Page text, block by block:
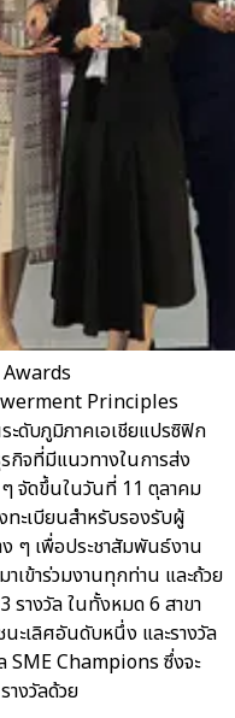
Principles
ดับภูมิภาคเอเชียแปรซิฟิก
กิจที่มีแนวทางในการส่ง
ๆ จัดขึ้นในวันที่ 11 ตุลาคม
ทะเบียนสำหรับรองรับผู้
ๆ เพื่อประชาสัมพันธ์งาน
เข้าร่วมงานทุกท่าน และถ้วย
รางวัล ในทั้งหมด 6 สาขา
นะเลิศอันดับหนึ่ง และรางวัล
SME Champions ซึ่งจะ
งวัลด้วย